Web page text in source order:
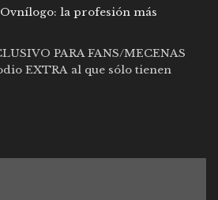
Ovnílogo: la profesión más
PARA FANS/MECENAS
EXTRA al que sólo tienen